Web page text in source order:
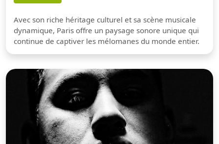
Avec son riche héritage culturel et sa scène musicale
dynamique, Paris offre un paysage sonore unique qui
continue de captiver les mélomanes du monde entier.